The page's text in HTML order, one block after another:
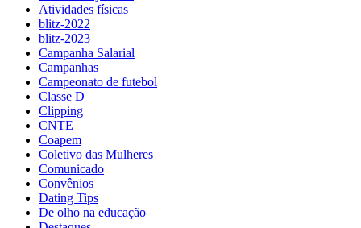
Atividades físicas
blitz-2022
blitz-2023
Campanha Salarial
Campanhas
Campeonato de futebol
Classe D
Clipping
CNTE
Coapem
Coletivo das Mulheres
Comunicado
Convênios
Dating Tips
De olho na educação